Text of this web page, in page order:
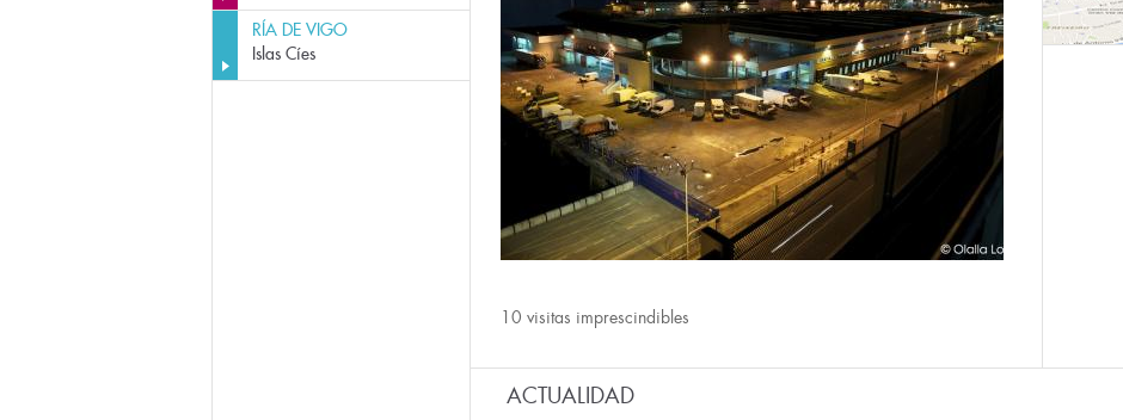
RÍA DE VIGO
Islas Cíes
10 visitas imprescindibles
ACTUALIDAD